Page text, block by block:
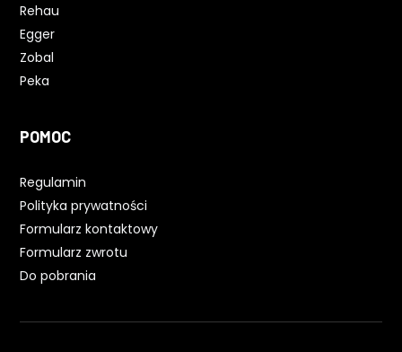
Rehau
Egger
Zobal
Peka
POMOC
Regulamin
Polityka prywatności
Formularz kontaktowy
Formularz zwrotu
Do pobrania